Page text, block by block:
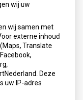
Utrecht
oosten van de
voor drinkwater.
met de
wordt
het wordt
wij uw
wij samen met
externe inhoud
Translate
Deze
uw IP-adres